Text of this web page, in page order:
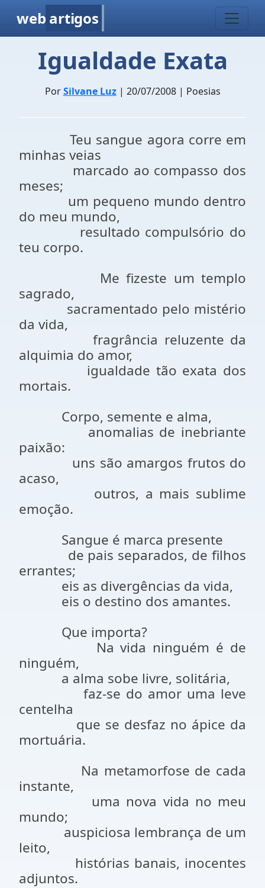
web artigos
Igualdade Exata
PorSilvane Luz| 20/07/2008 | Poesias
Teu sangue agora corre em
minhas veias
marcado ao compasso dos
meses;
um pequeno mundo dentro
do meu mundo,
resultado compulsório do
teu corpo.
Me fizeste um templo
sagrado,
sacramentado pelo mistério
da vida,
fragrância reluzente da
alquimia do amor,
igualdade tão exata dos
mortais.
Corpo, semente e alma,
anomalias de inebriante
paixão:
uns são amargos frutos do
acaso,
outros, a mais sublime
emoção.
Sangue é marca presente
de pais separados, de filhos
errantes;
eis as divergências da vida,
eis o destino dos amantes.
Que importa?
Na vida ninguém é de
ninguém,
a alma sobe livre, solitária,
faz-se do amor uma leve
centelha
que se desfaz no ápice da
mortuária.
Na metamorfose de cada
instante,
uma nova vida no meu
mundo;
auspiciosa lembrança de um
leito,
histórias banais, inocentes
adjuntos.